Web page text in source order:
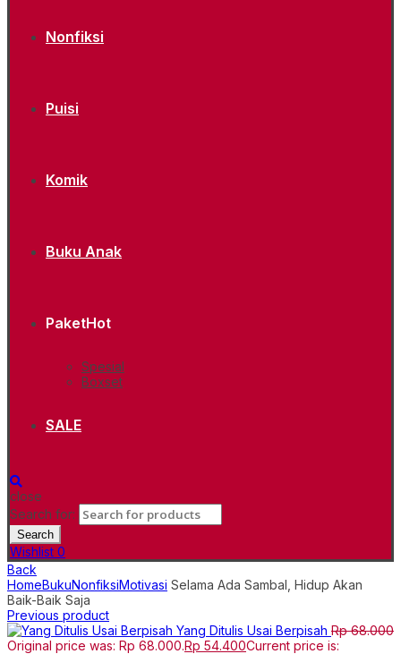
Nonfiksi
Puisi
Komik
Buku Anak
PaketHot
Spesial
Boxset
SALE
close
Search for:
Search
Wishlist 0
Back
HomeBukuNonfiksiMotivasi Selama Ada Sambal, Hidup Akan
Baik-Baik Saja
Previous product
Yang Ditulis Usai Berpisah Rp68.000
Original price was: Rp 68.000.Rp 54.400Current price is: